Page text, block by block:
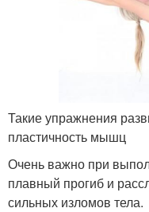
Такие упражнения
пластичность мышц
Очень важно при
плавный прогиб и
сильных изломов тела.